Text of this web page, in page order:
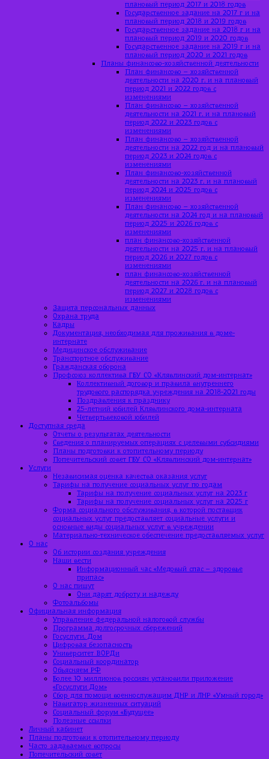
плановый период 2017 и 2018 годов
Государственное задание на 2017 г и на
плановый период 2018 и 2019 годов
Государственное задание на 2018 г и на
плановый период 2019 и 2020 годов
Государственное задание на 2019 г и на
плановый период 2020 и 2021 годов
Планы финансово-хозяйственной деятельности
План финансово – хозяйственной
деятельности на 2020 г. и на плановый
период 2021 и 2022 годов с
изменениями
План финансово – хозяйственной
деятельности на 2021 г. и на плановый
период 2022 и 2023 годов с
изменениями
План финансово – хозяйственной
деятельности на 2022 год и на плановый
период 2023 и 2024 годов с
изменениями
План финансово-хозяйственной
деятельности на 2023 г. и на плановый
период 2024 и 2025 годов с
изменениями
План финансово – хозяйственной
деятельности на 2024 год и на плановый
период 2025 и 2026 годов с
изменениями
план финансово-хозяйственной
деятельности на 2025 г. и на плановый
период 2026 и 2027 годов с
изменениями
план финансово-хозяйственной
деятельности на 2026 г. и на плановый
период 2027 и 2028 годов с
изменениями
Защита персональных данных
Охрана труда
Кадры
Документация, необходимая для проживания в доме-
интернате
Медицинское обслуживание
Транспортное обслуживание
Гражданская оборона
Профсоюз коллектива ГБУ СО «Клявлинский дом-интернат»
Коллективный договор и правила внутреннего
трудового распорядка учреждения на 2018-2021 годы
Поздравления к празднику
25-летний юбилей Клявлинского дома-интерната
Четвертьвековой юбилей
Доступная среда
Отчеты о результатах деятельности
Сведения о планируемых операциях с целевыми субсидиями
Планы подготовки к отопительному периоду
Попечительский совет ГБУ СО «Клявлинский дом-интернат»
Услуги
Независимая оценка качества оказания услуг
Тарифы на получение социальных услуг по годам
Тарифы на получение социальных услуг на 2023 г
Тарифы на получение социальных услуг на 2025 г
Форма социального обслуживания, в которой поставщик
социальных услуг предоставляет социальные услуги и
основные виды социальных услуг в учреждении
Материально-техническое обеспечение предоставляемых услуг
О нас
Об истории создания учреждения
Наши вести
Информационный час «Медовый спас – здоровье
припас»
О нас пишут
Они дарят доброту и надежду
Фотоальбомы
Официальная информация
Управление федеральной налоговой службы
Программа долгосрочных сбережений
Госуслуги. Дом
Цифровая безопасность
Университет ВОРДи
Социальный координатор
Объясняем РФ
Более 10 миллионов россиян установили приложение
«Госуслуги Дом»
Сбор для помощи военнослужащим ДНР и ЛНР «Умный город»
Навигатор жизненных ситуаций
Социальный форум «Будущее»
Полезные ссылки
Личный кабинет
Планы подготовки к отопительному периоду
Часто задаваемые вопросы
Попечительский совет